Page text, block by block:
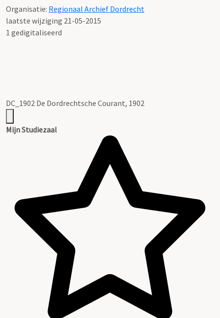
Organisatie: Regionaal Archief Dordrecht
laatste wijziging 21-05-2015
1 gedigitaliseerd
DC_1902 De Dordrechtsche Courant, 1902
Mijn Studiezaal